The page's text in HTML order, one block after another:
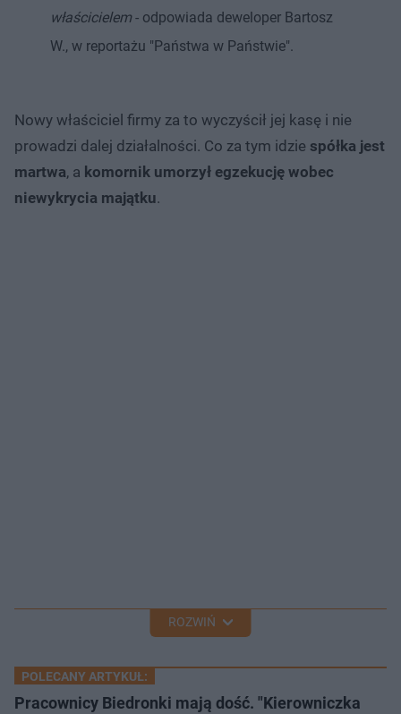
właścicielem- odpowiada deweloper Bartosz
W., w reportażu "Państwa w Państwie".
Nowy właściciel firmy za to wyczyścił jej kasę i nie
prowadzi dalej działalności. Co za tym idzie spółka jest
martwa, a komornik umorzył egzekucję wobec
niewykrycia majątku.
ROZWIŃ
POLECANY ARTYKUŁ:
Pracownicy Biedronki mają dość. "Kierowniczka